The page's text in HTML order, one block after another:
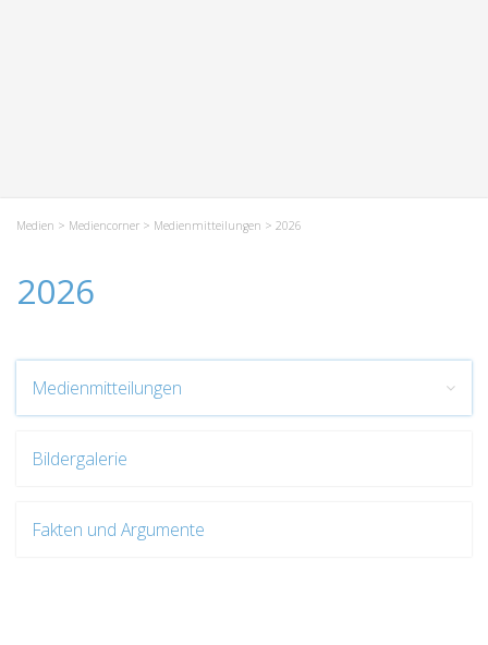
Medien > Mediencorner > Medienmitteilungen > 2026
2026
Medienmitteilungen
Bildergalerie
Fakten und Argumente